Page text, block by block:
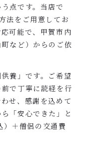
点です。当店で
法をご用意してお
可能で、甲賀市内
町など）からのご依
養」です。ご希望
で丁寧に読経を行
せ、感謝を込めて
「安心できた」と
＋僧侶の交通費